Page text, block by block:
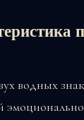
водных